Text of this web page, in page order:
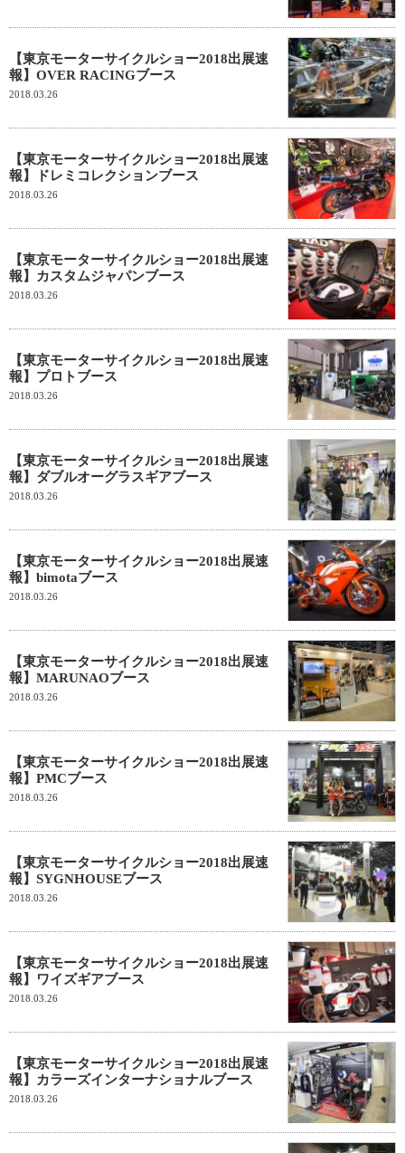
【東京モーターサイクルショー2018出展速
報】OVER RACINGブース
2018.03.26
【東京モーターサイクルショー2018出展速
報】ドレミコレクションブース
2018.03.26
【東京モーターサイクルショー2018出展速
報】カスタムジャパンブース
2018.03.26
【東京モーターサイクルショー2018出展速
報】プロトブース
2018.03.26
【東京モーターサイクルショー2018出展速
報】ダブルオーグラスギアブース
2018.03.26
【東京モーターサイクルショー2018出展速
報】bimotaブース
2018.03.26
【東京モーターサイクルショー2018出展速
報】MARUNAOブース
2018.03.26
【東京モーターサイクルショー2018出展速
報】PMCブース
2018.03.26
【東京モーターサイクルショー2018出展速
報】SYGNHOUSEブース
2018.03.26
【東京モーターサイクルショー2018出展速
報】ワイズギアブース
2018.03.26
【東京モーターサイクルショー2018出展速
報】カラーズインターナショナルブース
2018.03.26